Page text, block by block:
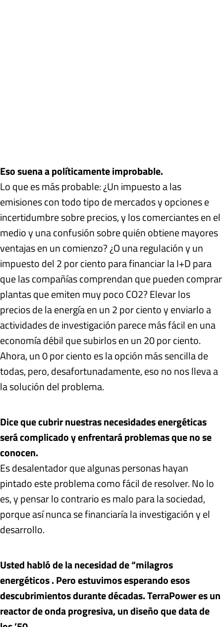
Eso suena a políticamente improbable.
Lo que es más probable: ¿Un impuesto a las
emisiones con todo tipo de mercados y opciones e
incertidumbre sobre precios, y los comerciantes en el
medio y una confusión sobre quién obtiene mayores
ventajas en un comienzo? ¿O una regulación y un
impuesto del 2 por ciento para financiar la I+D para
que las compañías comprendan que pueden comprar
plantas que emiten muy poco CO2? Elevar los
precios de la energía en un 2 por ciento y enviarlo a
actividades de investigación parece más fácil en una
economía débil que subirlos en un 20 por ciento.
Ahora, un 0 por ciento es la opción más sencilla de
todas, pero, desafortunadamente, eso no nos lleva a
la solución del problema.
Dice que cubrir nuestras necesidades energéticas
será complicado y enfrentará problemas que no se
conocen.
Es desalentador que algunas personas hayan
pintado este problema como fácil de resolver. No lo
es, y pensar lo contrario es malo para la sociedad,
porque así nunca se financiaría la investigación y el
desarrollo.
Usted habló de la necesidad de “milagros
energéticos . Pero estuvimos esperando esos
descubrimientos durante décadas. TerraPower es un
reactor de onda progresiva, un diseño que data de